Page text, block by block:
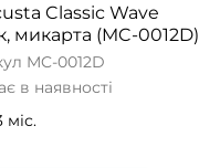
Classic Wave
микарта (MC-0012D)
MC-0012D
в наявності
міс.